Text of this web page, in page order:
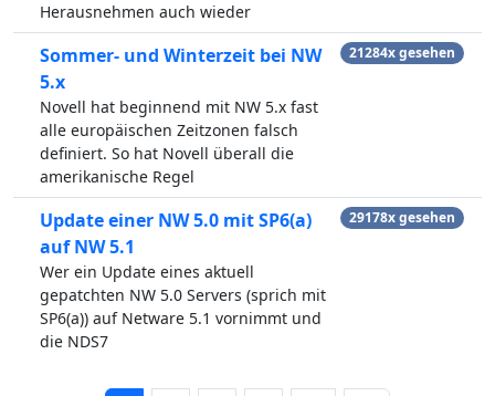
Herausnehmen auch wieder
Sommer- und Winterzeit bei NW
5.x
Novell hat beginnend mit NW 5.x fast
alle europäischen Zeitzonen falsch
definiert. So hat Novell überall die
amerikanische Regel
21284x gesehen
Update einer NW 5.0 mit SP6(a)
auf NW 5.1
Wer ein Update eines aktuell
gepatchten NW 5.0 Servers (sprich mit
SP6(a)) auf Netware 5.1 vornimmt und
die NDS7
29178x gesehen